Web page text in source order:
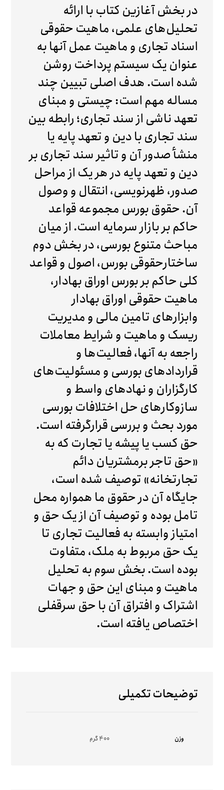
در بخش آغازین کتاب با ارائه
تحلیل‌های علمی، ماهیت حقوقی
اسناد تجاری و ماهیت عمل آنها به
عنوان یک سیستم پرداخت روشن
شده است. هدف اصلی تبیین چند
مساله مهم است: چیستی و مبنای
تعهد ناشی از سند تجاری؛ رابطه بین
سند تجاری با دین و تعهد پایه یا
منشأ صدور آن و تاثیر سند تجاری بر
دین و تعهد پایه در هر یک از مراحل
صدور، ظهرنویسی، انتقال و وصول
آن. حقوق بورس مجموعه قواعد
حاکم بر بازار سرمایه است. از میان
مباحث متنوع بورسی، در بخش دوم
ساختارحقوقی بورس، اصول و قواعد
کلی حاکم بر بورس اوراق بهادار،
ماهیت حقوقی اوراق بهادار
وابزارهای تامین مالی و مدیریت
ریسک و ماهیت و شرایط معاملات
راجعه به آنها، فعالیت‌ها و
قراردادهای بورسی و مسئولیت‌های
کارگزاران و نهادهای واسط و
سازوکارهای حل اختلافات بورسی
مورد بحث و بررسی قرارگرفته است.
حق کسب یا پیشه یا تجارت که به
«حق تاجر برمشتریان دائم
تجارتخانه» توصیف شده است،
جایگاه آن در حقوق ما همواره محل
تامل بوده و توصیف آن از یک حق و
امتیاز وابسته به فعالیت تجاری تا
یک حق مربوط به ملک، متفاوت
بوده است. بخش سوم به تحلیل
ماهیت و مبنای این حق و جهات
اشتراک و افتراق آن با حق سرقفلی
اختصاص یافته است.
توضیحات تکمیلی
وزن 400 گرم